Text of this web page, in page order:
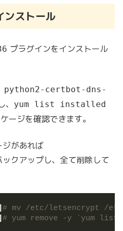
ンストール
プラグインをインストール
certbot-dns-
yum list installed
ージを確認できます。
があれば
ックアップし、全て削除して
# mv /etc/letsencrypt /
# yum remove -y `yum